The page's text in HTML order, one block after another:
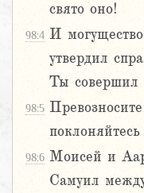
свято оно!
98:4 И
утвердил
Ты совершил
98:5
98:6 Моисей и
Самуил